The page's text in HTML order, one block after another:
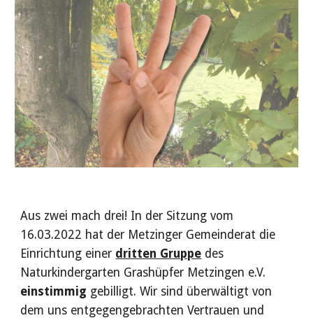
Aus zwei mach drei! In der Sitzung vom
16.03.2022 hat der Metzinger Gemeinderat die
Einrichtung einer dritten Gruppe des
Naturkindergarten Grashüpfer Metzingen e.V.
einstimmig gebilligt. Wir sind überwältigt von
dem uns entgegengebrachten Vertrauen und